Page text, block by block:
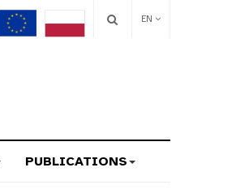
EN
PUBLICATIONS